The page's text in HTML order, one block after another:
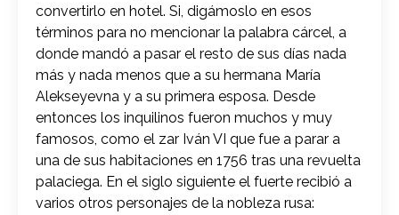
convertirlo en hotel. Si, digámoslo en esos
términos para no mencionar la palabra cárcel, a
donde mandó a pasar el resto de sus días nada
más y nada menos que a su hermana María
Alekseyevna y a su primera esposa. Desde
entonces los inquilinos fueron muchos y muy
famosos, como el zar Iván VI que fue a parar a
una de sus habitaciones en 1756 tras una revuelta
palaciega. En el siglo siguiente el fuerte recibió a
varios otros personajes de la nobleza rusa: